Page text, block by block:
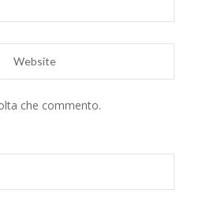
che commento.